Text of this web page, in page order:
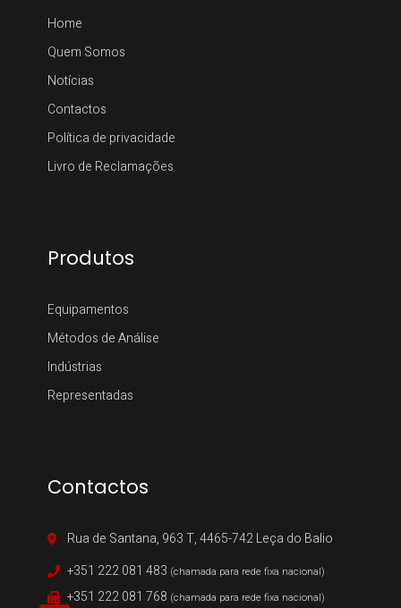
Home
Quem Somos
Notícias
Contactos
Política de privacidade
Livro de Reclamações
Produtos
Equipamentos
Métodos de Análise
Indústrias
Representadas
Contactos
Rua de Santana, 963 T, 4465-742 Leça do Balio
+351 222 081 483 (chamada para rede fixa nacional)
+351 222 081 768 (chamada para rede fixa nacional)